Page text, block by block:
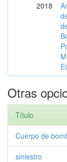
2018
Otras
Título
Cuerpo de
siniestro